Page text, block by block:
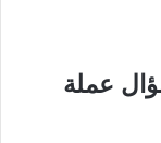
عملة